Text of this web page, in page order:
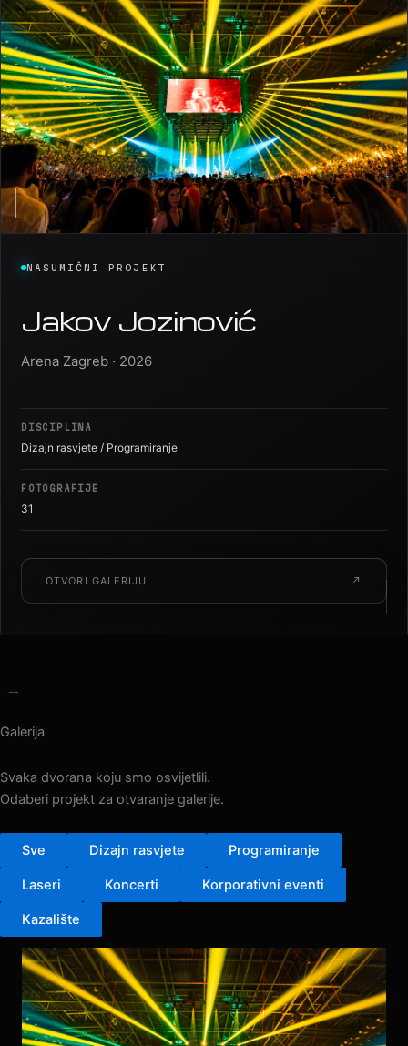
NASUMIČNI PROJEKT
Jakov Jozinović
Arena Zagreb · 2026
DISCIPLINA
Dizajn rasvjete / Programiranje
FOTOGRAFIJE
Galerija
Odaberi projekt za otvaranje galerije.
Sve Dizajn rasvjete Programiranje
Laseri
Kazalište